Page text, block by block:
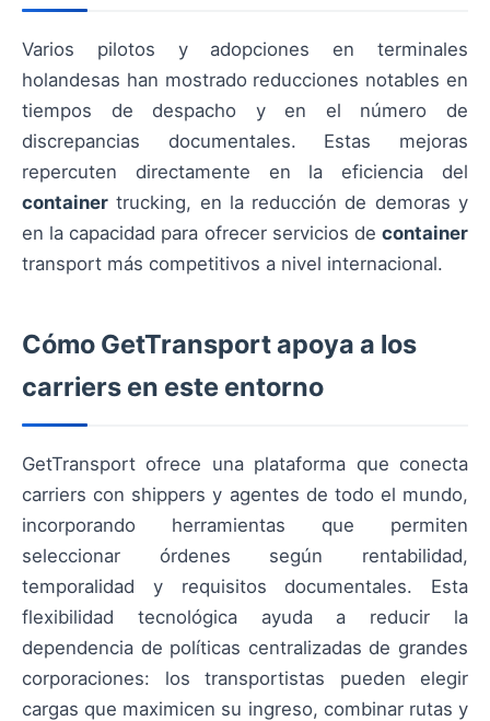
Varios pilotos y adopciones en terminales
holandesas han mostrado reducciones notables en
tiempos de despacho y en el número de
discrepancias documentales. Estas mejoras
repercuten directamente en la eficiencia del
container trucking, en la reducción de demoras y
en la capacidad para ofrecer servicios de container
transport más competitivos a nivel internacional.
Cómo GetTransport apoya a los
carriers en este entorno
GetTransport ofrece una plataforma que conecta
carriers con shippers y agentes de todo el mundo,
incorporando herramientas que permiten
seleccionar órdenes según rentabilidad,
temporalidad y requisitos documentales. Esta
flexibilidad tecnológica ayuda a reducir la
dependencia de políticas centralizadas de grandes
corporaciones: los transportistas pueden elegir
cargas que maximicen su ingreso, combinar rutas y